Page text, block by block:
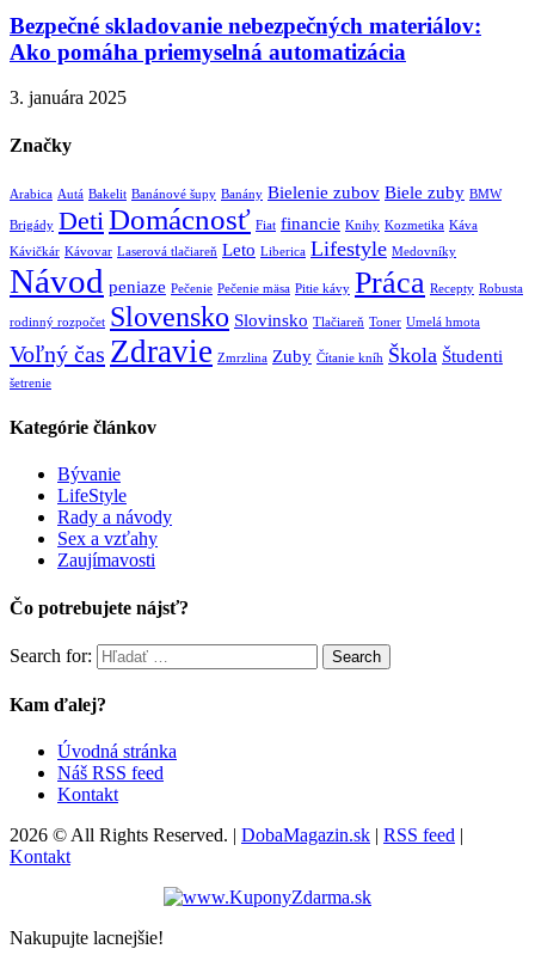
Bezpečné skladovanie nebezpečných materiálov:
Ako pomáha priemyselná automatizácia
3. januára 2025
Značky
Arabica Autá Bakelit Banánové šupy Banány Bielenie zubov Biele zuby BMW
Brigády Deti Domácnosť Fiat financie Knihy Kozmetika Káva
Kávičkár Kávovar Laserová tlačiareň Leto Liberica Lifestyle Medovníky
Návod peniaze Pečenie Pečenie mäsa Pitie kávy Práca Recepty Robusta
rodinný rozpočet Slovensko Slovinsko Tlačiareň Toner Umelá hmota
Voľný čas Zdravie Zmrzlina Zuby Čítanie kníh Škola Študenti
šetrenie
Kategórie článkov
Bývanie
LifeStyle
Rady a návody
Sex a vzťahy
Zaujímavosti
Čo potrebujete nájsť?
Search for: Search
Kam ďalej?
Úvodná stránka
Náš RSS feed
Kontakt
2026 © All Rights Reserved. | DobaMagazin.sk | RSS feed |
Kontakt
Nakupujte lacnejšie!